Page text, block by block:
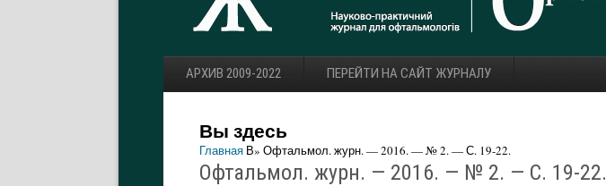
АРХИВ 2009-2022 ПЕРЕЙТИ НА САЙТ ЖУРНАЛУ
Вы здесь
Главная В» Офтальмол. журн. — 2016. — № 2. — С. 19-22.
Офтальмол. журн. — 2016. — № 2. — С. 19-22.